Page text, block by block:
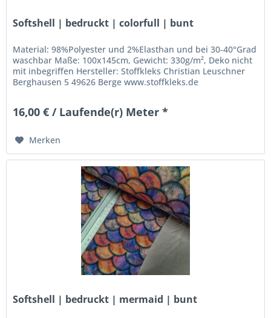
Softshell | bedruckt | colorfull | bunt
Material: 98%Polyester und 2%Elasthan und bei 30-40°Grad
waschbar Maße: 100x145cm, Gewicht: 330g/m², Deko nicht
mit inbegriffen Hersteller: Stoffkleks Christian Leuschner
Berghausen 5 49626 Berge www.stoffkleks.de
16,00 € / Laufende(r) Meter *
Merken
Softshell | bedruckt | mermaid | bunt